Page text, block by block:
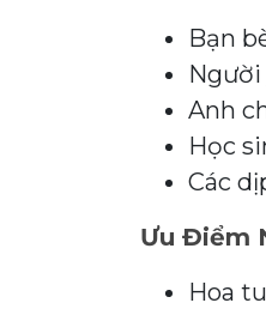
Bạn
Anh
Học
Các
Ưu Điểm
Hoa